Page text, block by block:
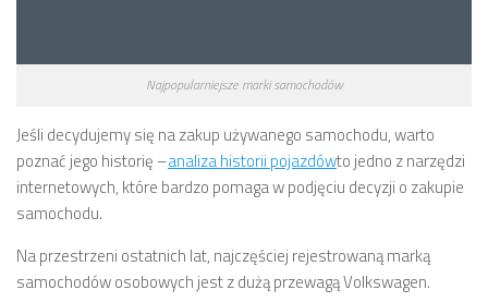
Najpopularniejsze marki samochodów
Jeśli decydujemy się na zakup używanego samochodu, warto
poznać jego historię –analiza historii pojazdówto jedno z narzędzi
internetowych, które bardzo pomaga w podjęciu decyzji o zakupie
samochodu.
Na przestrzeni ostatnich lat, najczęściej rejestrowaną marką
samochodów osobowych jest z dużą przewagą Volkswagen.